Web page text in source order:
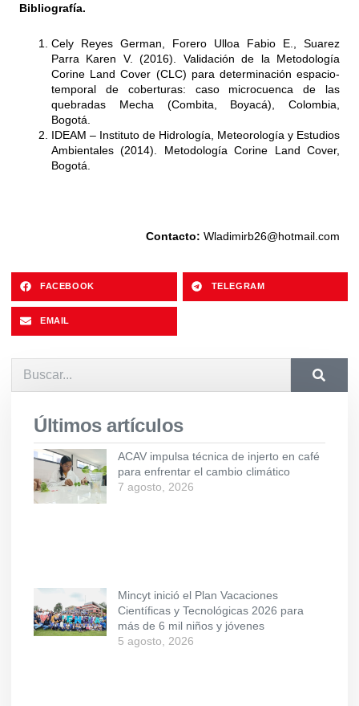
Bibliografía.
Cely Reyes German, Forero Ulloa Fabio E., Suarez
Parra Karen V. (2016). Validación de la Metodología
Corine Land Cover (CLC) para determinación espacio-
temporal de coberturas: caso microcuenca de las
quebradas Mecha (Combita, Boyacá), Colombia,
Bogotá.
IDEAM – Instituto de Hidrología, Meteorología y Estudios
Ambientales (2014). Metodología Corine Land Cover,
Bogotá.
Contacto: Wladimirb26@hotmail.com
FACEBOOK TELEGRAM
EMAIL
Últimos artículos
ACAV impulsa técnica de injerto en café
para enfrentar el cambio climático
7 agosto, 2026
Mincyt inició el Plan Vacaciones
Científicas y Tecnológicas 2026 para
más de 6 mil niños y jóvenes
5 agosto, 2026